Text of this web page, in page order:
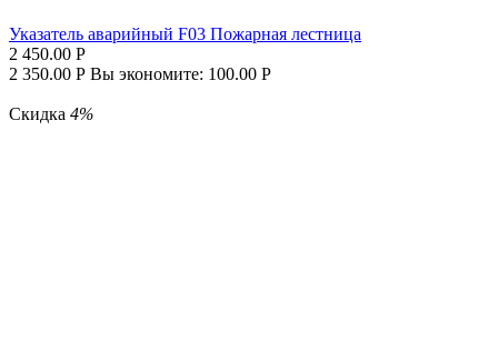
Указатель аварийный F03 Пожарная лестница
2 450.00 Р
2 350.00 Р Вы экономите: 100.00 Р
Скидка 4%